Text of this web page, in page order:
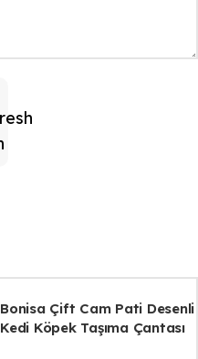
Bonisa Çift Cam Pati Desenli
Kedi Köpek Taşıma Çantası